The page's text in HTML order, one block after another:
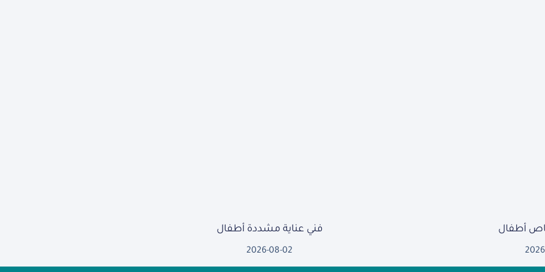
أطفال فني عناية مشددة أطفال
2026-08-02